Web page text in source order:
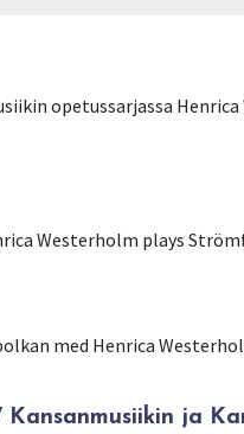
opetussarjassa
Westerholm plays
med Henrica
ja